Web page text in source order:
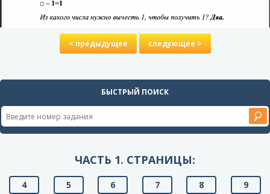
< предыдущее следующее >
БЫСТРЫЙ ПОИСК
ЧАСТЬ 1. СТРАНИЦЫ:
4 5 6 7 8 9